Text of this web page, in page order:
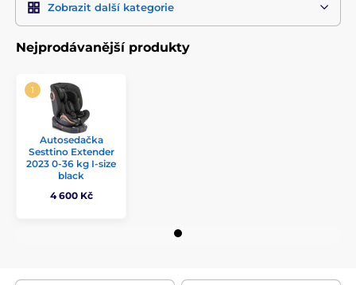
Zobrazit další kategorie
Nejprodávanější produkty
Autosedačka
Sesttino Extender
2023 0-36 kg I-size
black
4 600 Kč